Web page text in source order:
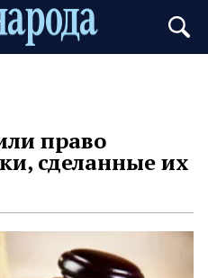
право
сделанные их